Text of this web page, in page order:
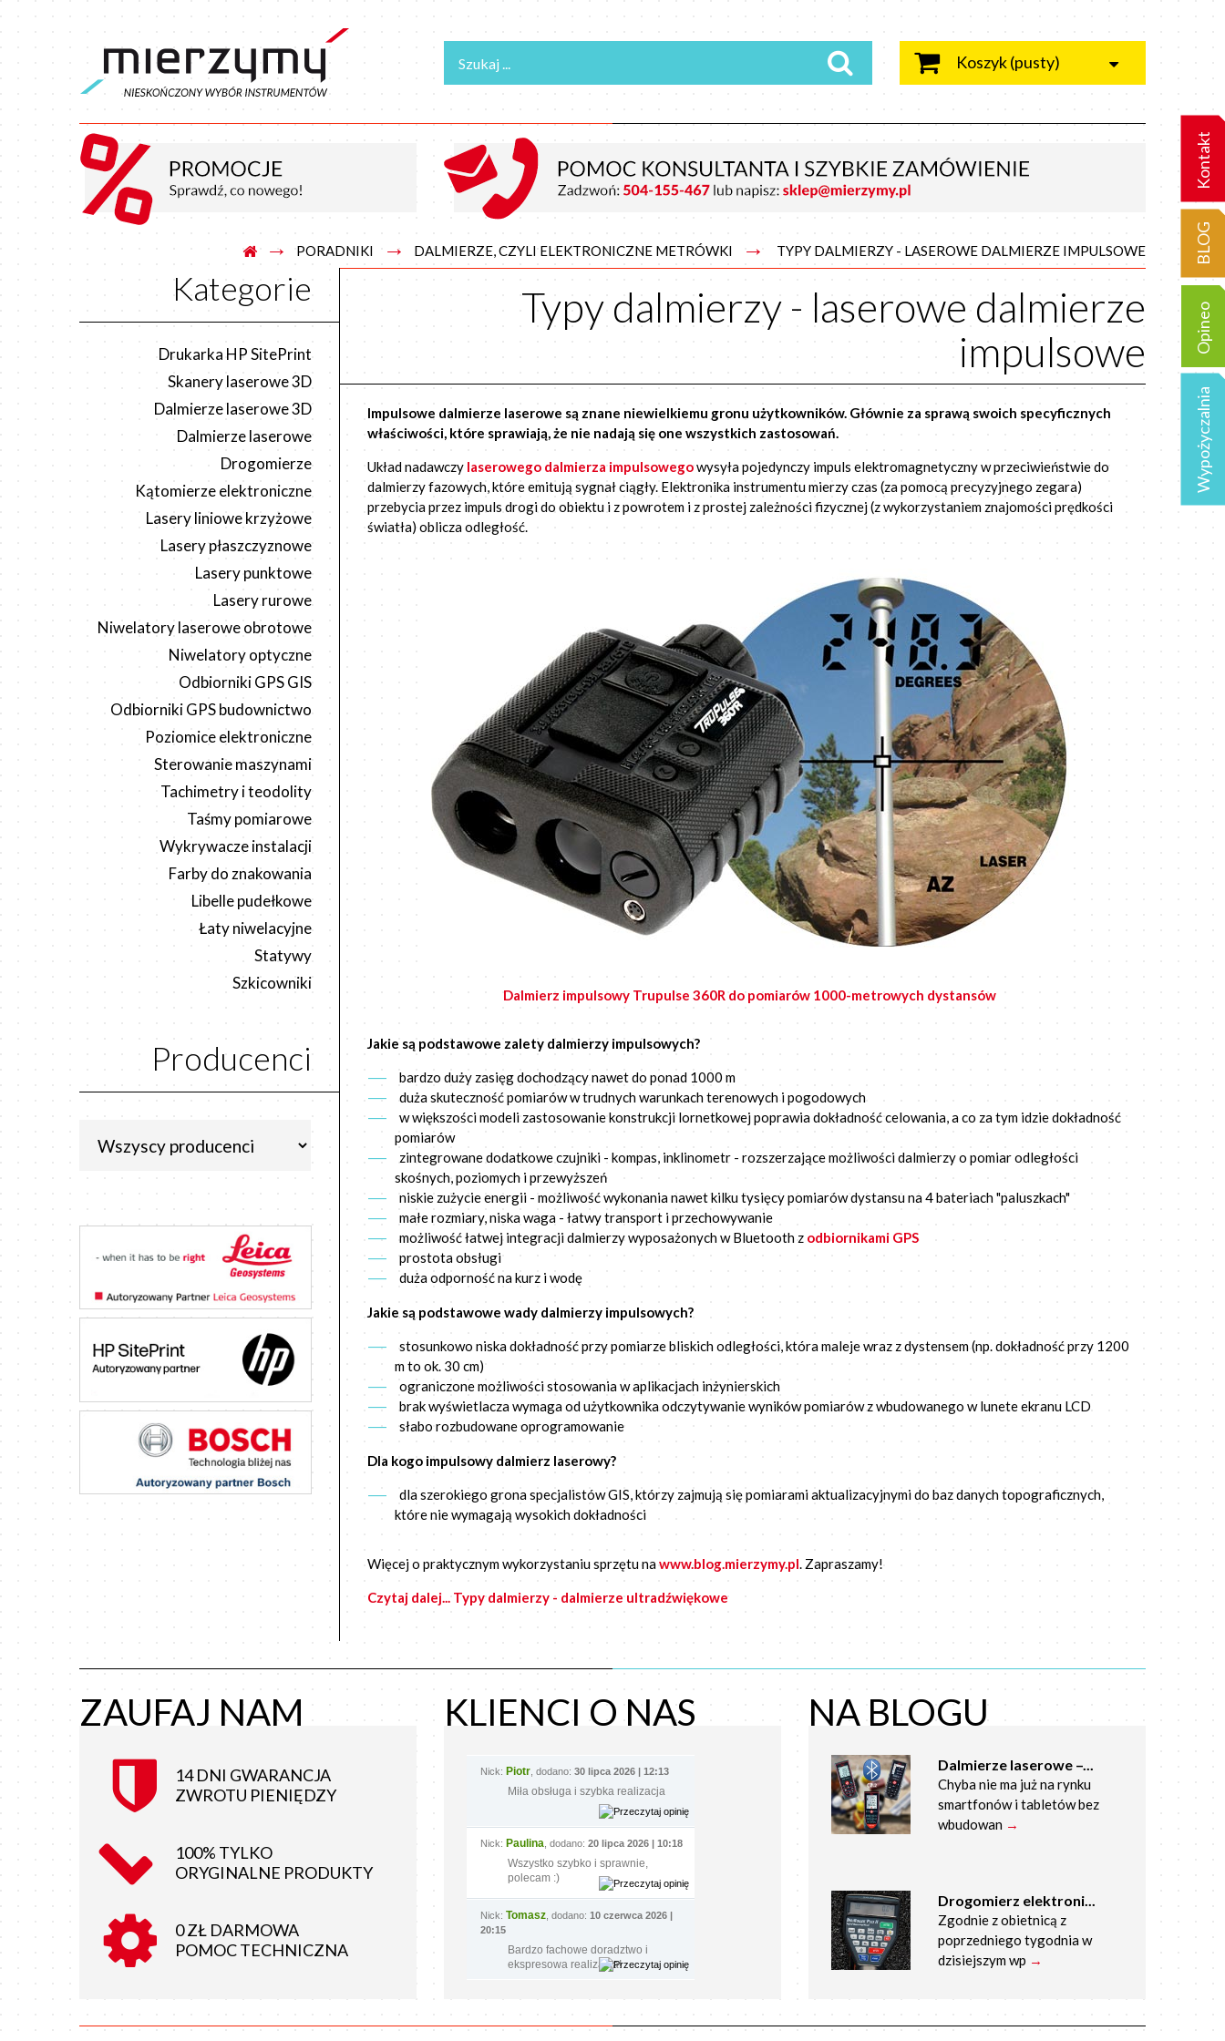
Koszyk(pusty)
→ PORADNIKI → DALMIERZE, CZYLI ELEKTRONICZNE METRÓWKI → TYPY DALMIERZY - LASEROWE DALMIERZE IMPULSOWE
Kategorie
Drukarka HP SitePrint
Skanery laserowe 3D
Dalmierze laserowe 3D
Dalmierze laserowe
Drogomierze
Kątomierze elektroniczne
Lasery liniowe krzyżowe
Lasery płaszczyznowe
Lasery punktowe
Lasery rurowe
Niwelatory laserowe obrotowe
Niwelatory optyczne
Odbiorniki GPS GIS
Odbiorniki GPS budownictwo
Poziomice elektroniczne
Sterowanie maszynami
Tachimetry i teodolity
Taśmy pomiarowe
Wykrywacze instalacji
Farby do znakowania
Libelle pudełkowe
Łaty niwelacyjne
Statywy
Szkicowniki
Producenci
Typy dalmierzy - laserowe dalmierze
impulsowe
Impulsowe dalmierze laserowe są znane niewielkiemu gronu użytkowników. Głównie za sprawą swoich specyficznych
właściwości, które sprawiają, że nie nadają się one wszystkich zastosowań.
Układ nadawczy laserowego dalmierza impulsowegowysyła pojedynczy impuls elektromagnetyczny w przeciwieństwie do
dalmierzy fazowych, które emitują sygnał ciągły. Elektronika instrumentu mierzy czas (za pomocą precyzyjnego zegara)
przebycia przez impuls drogi do obiektu i z powrotem i z prostej zależności fizycznej (z wykorzystaniem znajomości prędkości
światła) oblicza odległość.
Dalmierz impulsowy Trupulse 360R do pomiarów 1000-metrowych dystansów
Jakie są podstawowe zalety dalmierzy impulsowych?
bardzo duży zasięg dochodzący nawet do ponad 1000 m
duża skuteczność pomiarów w trudnych warunkach terenowych i pogodowych
w większości modeli zastosowanie konstrukcji lornetkowej poprawia dokładność celowania, a co za tym idzie dokładność
pomiarów
zintegrowane dodatkowe czujniki - kompas, inklinometr - rozszerzające możliwości dalmierzy o pomiar odległości
skośnych, poziomych i przewyższeń
niskie zużycie energii - możliwość wykonania nawet kilku tysięcy pomiarów dystansu na 4 bateriach "paluszkach"
małe rozmiary, niska waga - łatwy transport i przechowywanie
możliwość łatwej integracji dalmierzy wyposażonych w Bluetooth z odbiornikami GPS
prostota obsługi
duża odporność na kurz i wodę
Jakie są podstawowe wady dalmierzy impulsowych?
stosunkowo niska dokładność przy pomiarze bliskich odległości, która maleje wraz z dystensem (np. dokładność przy 1200
m to ok. 30 cm)
ograniczone możliwości stosowania w aplikacjach inżynierskich
brak wyświetlacza wymaga od użytkownika odczytywanie wyników pomiarów z wbudowanego w lunete ekranu LCD
słabo rozbudowane oprogramowanie
Dla kogo impulsowy dalmierz laserowy?
dla szerokiego grona specjalistów GIS, którzy zajmują się pomiarami aktualizacyjnymi do baz danych topograficznych,
które nie wymagają wysokich dokładności
Więcej o praktycznym wykorzystaniu sprzętu nawww.blog.mierzymy.pl. Zapraszamy!
Czytaj dalej... Typy dalmierzy - dalmierze ultradźwiękowe
ZAUFAJ NAM
14 DNI GWARANCJA
ZWROTU PIENIĘDZY
100% TYLKO
ORYGINALNE PRODUKTY
0 ZŁ DARMOWA
POMOC TECHNICZNA
KLIENCI O NAS
Nick: Piotr, dodano: 30 lipca 2026 | 12:13
Miła obsługa i szybka realizacja
Nick: Paulina , dodano: 20 lipca 2026 | 10:18
Wszystko szybko i sprawnie,
polecam :)
Nick: Tomasz, dodano: 10 czerwca 2026 |
20:15
Bardzo fachowe doradztwo i
ekspresowa realizacja!
NA BLOGU
Dalmierze laserowe –...
Chyba nie ma już na rynku
smartfonów i tabletów bez
wbudowan →
Drogomierz elektroni...
Zgodnie z obietnicą z
poprzedniego tygodnia w
dzisiejszym wp →
Kontakt
BLOG
Opineo
Wypożyczalnia